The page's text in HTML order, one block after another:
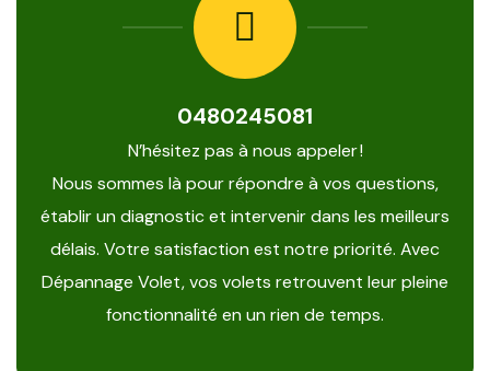
0480245081
N’hésitez pas à nous appeler !
Nous sommes là pour répondre à vos questions,
établir un diagnostic et intervenir dans les meilleurs
délais. Votre satisfaction est notre priorité. Avec
Dépannage Volet, vos volets retrouvent leur pleine
fonctionnalité en un rien de temps.